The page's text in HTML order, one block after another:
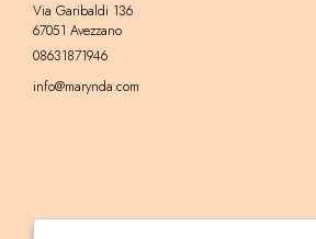
Via Garibaldi 136
67051 Avezzano
08631871946
info@marynda.com